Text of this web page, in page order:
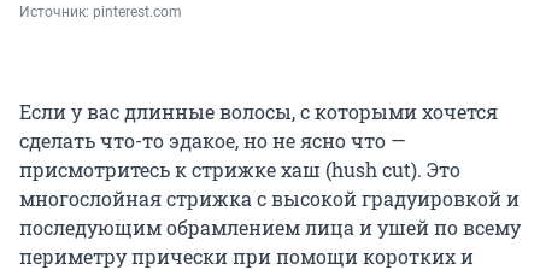
Источник: pinterest.com
Если у вас длинные волосы, с которыми хочется
сделать что-то эдакое, но не ясно что —
присмотритесь к стрижке хаш (hush cut). Это
многослойная стрижка с высокой градуировкой и
последующим обрамлением лица и ушей по всему
периметру прически при помощи коротких и